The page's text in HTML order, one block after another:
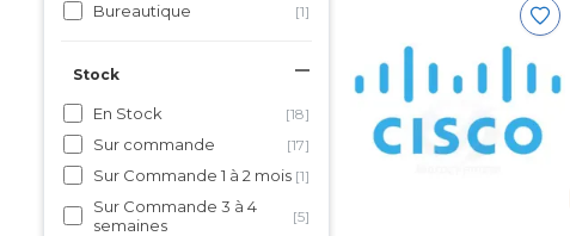
Bureautique [1]
Stock
En Stock [18]
Sur commande [17]
Sur Commande 1 à 2 mois [1]
Sur Commande 3 à 4
semaines
[5]